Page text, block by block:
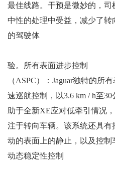
最佳线路。干预是微妙的，
中性的处理中受益，减少了
的驾驶体
验。所有表面进步控制
（ASPC）：Jaguar独特的所
速巡航控制，以3.6 km / h至
助于全新XE应对低牵引情况
注于转向车辆。该系统还具
动的表面上的静止，以及控制
动态稳定性控制